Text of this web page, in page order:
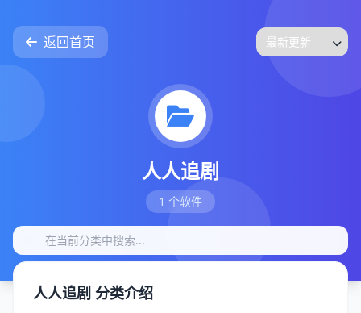
返回首页
人人追剧
1 个软件
人人追剧 分类介绍